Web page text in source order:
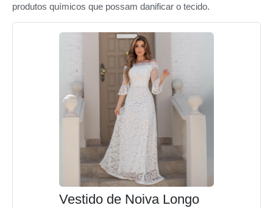
produtos químicos que possam danificar o tecido.
Vestido de Noiva Longo